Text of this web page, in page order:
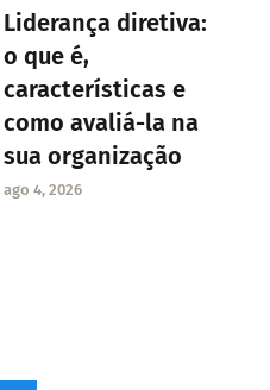
Liderança diretiva:
o que é,
características e
como avaliá-la na
sua organização
ago 4, 2026